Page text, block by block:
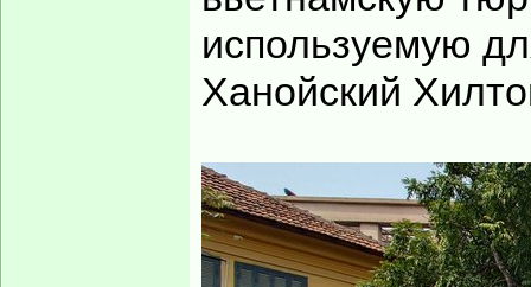
используемую
Ханойский